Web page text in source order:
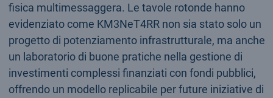
fisica multimessaggera. Le tavole rotonde hanno
evidenziato come KM3NeT4RR non sia stato solo un
progetto di potenziamento infrastrutturale, ma anche
un laboratorio di buone pratiche nella gestione di
investimenti complessi finanziati con fondi pubblici,
offrendo un modello replicabile per future iniziative di